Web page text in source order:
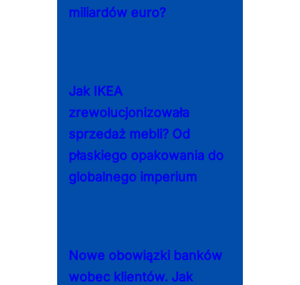
miliardów euro?
Jak IKEA
zrewolucjonizowała
sprzedaż mebli? Od
płaskiego opakowania do
globalnego imperium
Nowe obowiązki banków
wobec klientów. Jak